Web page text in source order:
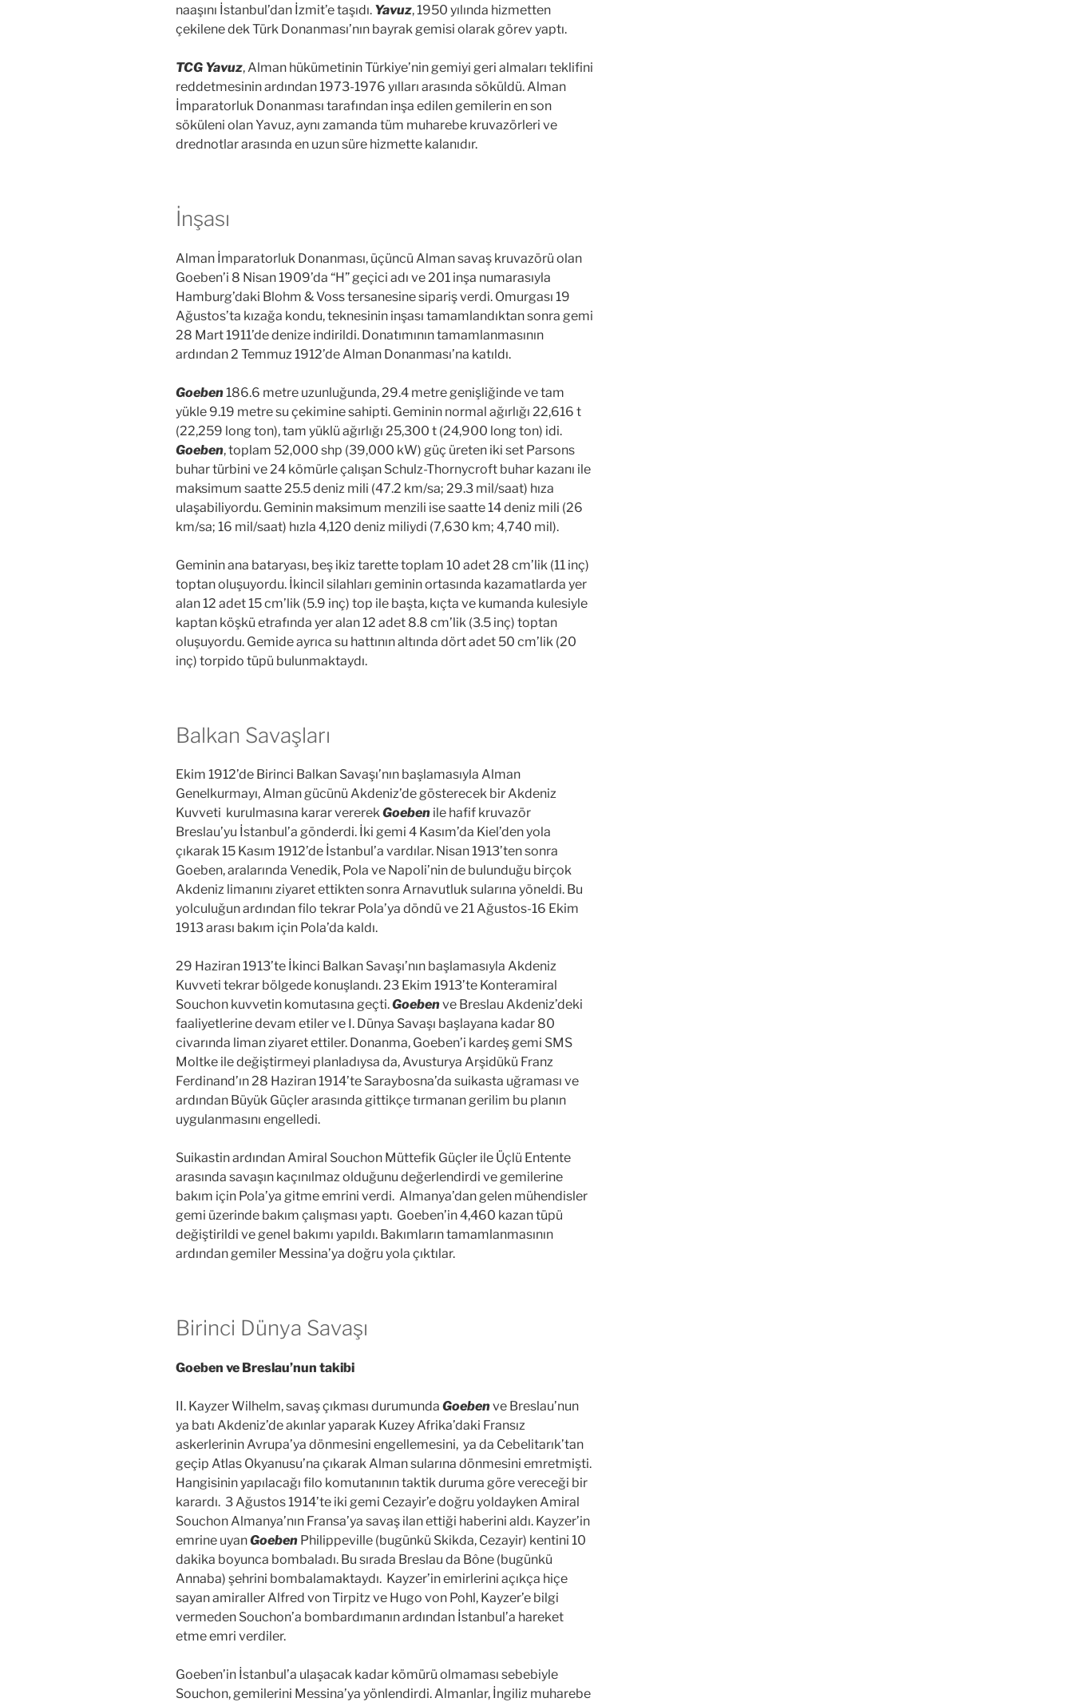
naaşını İstanbul’dan İzmit’e taşıdı. Yavuz, 1950 yılında hizmetten
çekilene dek Türk Donanması’nın bayrak gemisi olarak görev yaptı.
TCG Yavuz, Alman hükümetinin Türkiye’nin gemiyi geri almaları teklifini
reddetmesinin ardından 1973-1976 yılları arasında söküldü. Alman
İmparatorluk Donanması tarafından inşa edilen gemilerin en son
söküleni olan Yavuz, aynı zamanda tüm muharebe kruvazörleri ve
drednotlar arasında en uzun süre hizmette kalanıdır.
İnşası
Alman İmparatorluk Donanması, üçüncü Alman savaş kruvazörü olan
Goeben’i 8 Nisan 1909’da “H” geçici adı ve 201 inşa numarasıyla
Hamburg’daki Blohm & Voss tersanesine sipariş verdi. Omurgası 19
Ağustos’ta kızağa kondu, teknesinin inşası tamamlandıktan sonra gemi
28 Mart 1911’de denize indirildi. Donatımının tamamlanmasının
ardından 2 Temmuz 1912’de Alman Donanması’na katıldı.
Goeben 186.6 metre uzunluğunda, 29.4 metre genişliğinde ve tam
yükle 9.19 metre su çekimine sahipti. Geminin normal ağırlığı 22,616 t
(22,259 long ton), tam yüklü ağırlığı 25,300 t (24,900 long ton) idi.
Goeben, toplam 52,000 shp (39,000 kW) güç üreten iki set Parsons
buhar türbini ve 24 kömürle çalışan Schulz-Thornycroft buhar kazanı ile
maksimum saatte 25.5 deniz mili (47.2 km/sa; 29.3 mil/saat) hıza
ulaşabiliyordu. Geminin maksimum menzili ise saatte 14 deniz mili (26
km/sa; 16 mil/saat) hızla 4,120 deniz miliydi (7,630 km; 4,740 mil).
Geminin ana bataryası, beş ikiz tarette toplam 10 adet 28 cm’lik (11 inç)
toptan oluşuyordu. İkincil silahları geminin ortasında kazamatlarda yer
alan 12 adet 15 cm’lik (5.9 inç) top ile başta, kıçta ve kumanda kulesiyle
kaptan köşkü etrafında yer alan 12 adet 8.8 cm’lik (3.5 inç) toptan
oluşuyordu. Gemide ayrıca su hattının altında dört adet 50 cm’lik (20
inç) torpido tüpü bulunmaktaydı.
Balkan Savaşları
Ekim 1912’de Birinci Balkan Savaşı’nın başlamasıyla Alman
Genelkurmayı, Alman gücünü Akdeniz’de gösterecek bir Akdeniz
Kuvveti kurulmasına karar vererekGoeben ile hafif kruvazör
Breslau’yu İstanbul’a gönderdi. İki gemi 4 Kasım’da Kiel’den yola
çıkarak 15 Kasım 1912’de İstanbul’a vardılar. Nisan 1913’ten sonra
Goeben, aralarında Venedik, Pola ve Napoli’nin de bulunduğu birçok
Akdeniz limanını ziyaret ettikten sonra Arnavutluk sularına yöneldi. Bu
yolculuğun ardından filo tekrar Pola’ya döndü ve 21 Ağustos-16 Ekim
1913 arası bakım için Pola’da kaldı.
29 Haziran 1913’te İkinci Balkan Savaşı’nın başlamasıyla Akdeniz
Kuvveti tekrar bölgede konuşlandı. 23 Ekim 1913’te Konteramiral
Souchon kuvvetin komutasına geçti.Goebenve Breslau Akdeniz’deki
faaliyetlerine devam etiler ve I. Dünya Savaşı başlayana kadar 80
civarında liman ziyaret ettiler. Donanma, Goeben’i kardeş gemi SMS
Moltke ile değiştirmeyi planladıysa da, Avusturya Arşidükü Franz
Ferdinand’ın 28 Haziran 1914’te Saraybosna’da suikasta uğraması ve
ardından Büyük Güçler arasında gittikçe tırmanan gerilim bu planın
uygulanmasını engelledi.
Suikastin ardından Amiral Souchon Müttefik Güçler ile Üçlü Entente
arasında savaşın kaçınılmaz olduğunu değerlendirdi ve gemilerine
bakım için Pola’ya gitme emrini verdi. Almanya’dan gelen mühendisler
gemi üzerinde bakım çalışması yaptı. Goeben’in 4,460 kazan tüpü
değiştirildi ve genel bakımı yapıldı. Bakımların tamamlanmasının
ardından gemiler Messina’ya doğru yola çıktılar.
Birinci Dünya Savaşı
Goeben ve Breslau’nun takibi
II. Kayzer Wilhelm, savaş çıkması durumunda Goebenve Breslau’nun
ya batı Akdeniz’de akınlar yaparak Kuzey Afrika’daki Fransız
askerlerinin Avrupa’ya dönmesini engellemesini, ya da Cebelitarık’tan
geçip Atlas Okyanusu’na çıkarak Alman sularına dönmesini emretmişti.
Hangisinin yapılacağı filo komutanının taktik duruma göre vereceği bir
karardı. 3 Ağustos 1914’te iki gemi Cezayir’e doğru yoldayken Amiral
Souchon Almanya’nın Fransa’ya savaş ilan ettiği haberini aldı. Kayzer’in
emrine uyanGoeben Philippeville (bugünkü Skikda, Cezayir) kentini 10
dakika boyunca bombaladı. Bu sırada Breslau da Bône (bugünkü
Annaba) şehrini bombalamaktaydı. Kayzer’in emirlerini açıkça hiçe
sayan amiraller Alfred von Tirpitz ve Hugo von Pohl, Kayzer’e bilgi
vermeden Souchon’a bombardımanın ardından İstanbul’a hareket
etme emri verdiler.
Goeben’in İstanbul’a ulaşacak kadar kömürü olmaması sebebiyle
Souchon, gemilerini Messina’ya yönlendirdi. Almanlar, İngiliz muharebe